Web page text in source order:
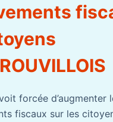
forcée d’augmenter
fiscaux sur les